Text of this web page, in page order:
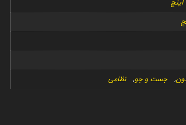
, جست و جو, نظامی